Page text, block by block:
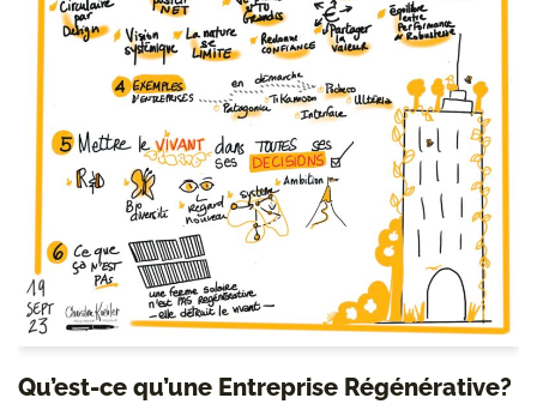
Qu’est-ce qu’une Entreprise Régénérative?